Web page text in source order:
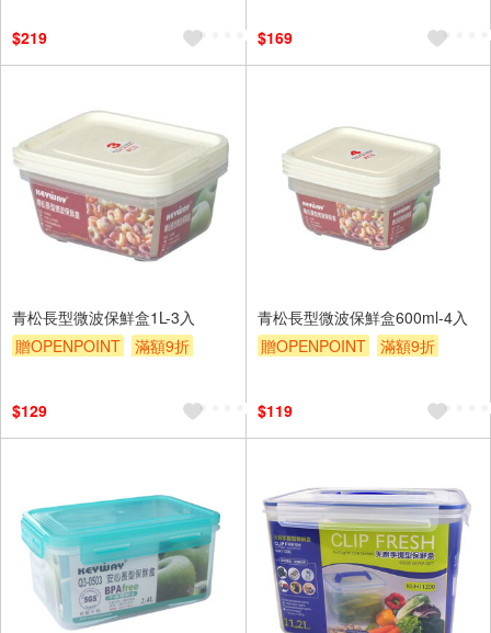
$219
$169
青松長型微波保鮮盒1L-3入
贈OPENPOINT
滿額9折
$129
青松長型微波保鮮盒600ml-4入
贈OPENPOINT
滿額9折
$119